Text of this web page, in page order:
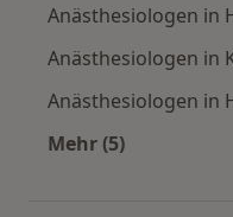
Anästhesiologen in
Anästhesiologen in
Anästhesiologen in
Mehr (5)